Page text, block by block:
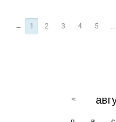
← 1 2 3 4 5